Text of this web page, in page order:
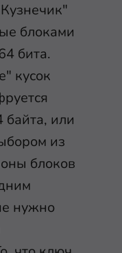
блоками
бита.
кусок
или
из
блоков
нужно